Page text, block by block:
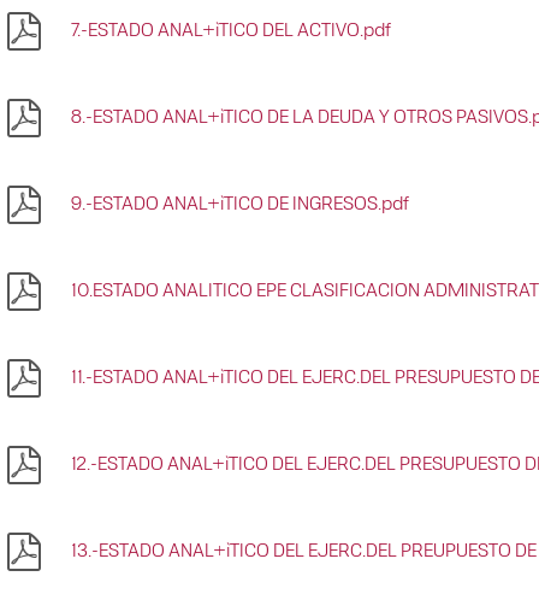
7.-ESTADO ANAL+ìTICO DEL ACTIVO.pdf
8.-ESTADO ANAL+ìTICO DE LA DEUDA Y OTROS
9.-ESTADO ANAL+ìTICO DE INGRESOS.pdf
10.ESTADO ANALITICO EPE CLASIFICACION
11.-ESTADO ANAL+ìTICO DEL EJERC.DEL PRESUPUESTO
12.-ESTADO ANAL+ìTICO DEL EJERC.DEL PRESUPUESTO
13.-ESTADO ANAL+ìTICO DEL EJERC.DEL PREUPUESTO